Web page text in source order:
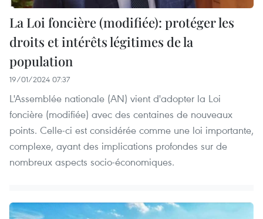
La Loi foncière (modifiée): protéger les
droits et intérêts légitimes de la
population
19/01/2024 07:37
L'Assemblée nationale (AN) vient d'adopter la Loi
foncière (modifiée) avec des centaines de nouveaux
points. Celle-ci est considérée comme une loi importante,
complexe, ayant des implications profondes sur de
nombreux aspects socio-économiques.